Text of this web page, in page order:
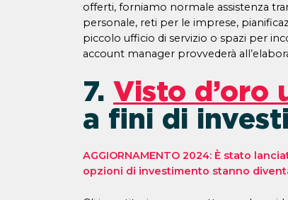
offerti, forniamo normale assistenza
personale, reti per le imprese,
piccolo ufficio di servizio o spazi per
account manager provvederà
7. Visto d’oro
a fini di
AGGIORNAMENTO 2024: È stato
opzioni di investimento stanno